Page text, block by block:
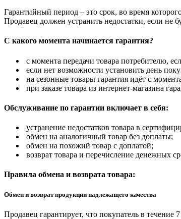
Гарантийный период – это срок, во время
Продавец должен устранить недостатки, если не
С какого момента начинается гарантия?
с момента передачи товара потребителю,
если нет возможности установить день
на сезонные товары гарантия идёт с
при заказе товара из интернет-магазина
Обслуживание по гарантии включает в себя:
устранение недостатков товара в
обмен на аналогичный товар без доплаты;
обмен на похожий товар с доплатой;
возврат товара и перечисление денежных
Правила обмена и возврата товара:
Обмен и возврат продукции надлежащего качества
Продавец гарантирует, что покупатель в течение